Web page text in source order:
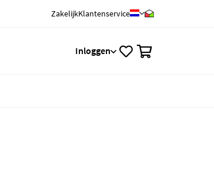
ZakelijkKlantenservice
Inloggen